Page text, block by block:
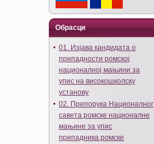
Обрасци
01. Изјава кандидата о
припадности ромској
националној мањини за
упис на високошколску
установу
02. Препорука Националног
савета ромске националне
мањине за упис
припадника ромске